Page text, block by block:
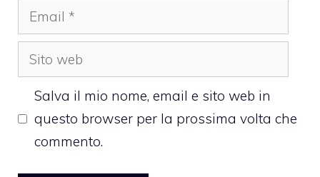
Email
Sito
web
Salva il mio nome, email e sito web in
questo browser per la prossima volta che
commento.